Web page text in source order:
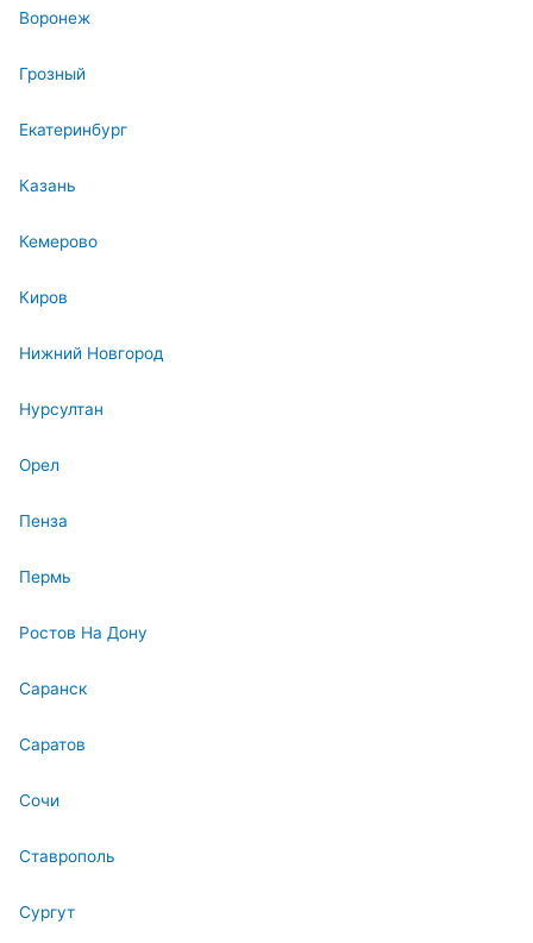
Воронеж
Грозный
Екатеринбург
Казань
Кемерово
Киров
Нижний Новгород
Нурсултан
Орел
Пенза
Пермь
Ростов На Дону
Саранск
Саратов
Сочи
Ставрополь
Сургут